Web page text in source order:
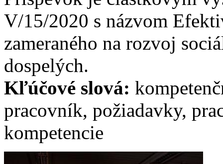
V/15/2020 s názvom
zameraného na rozvoj
dospelých.
Kľúčové slová:
pracovník, požiadavky,
kompetencie